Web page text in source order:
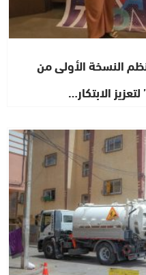
النسخة الأولى من